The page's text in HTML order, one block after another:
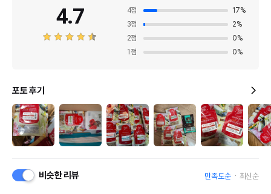
4.7
4점 17%
3점 2%
2점 0%
1 점 0%
포토 후기
비슷한 리뷰 만족도순 최신순